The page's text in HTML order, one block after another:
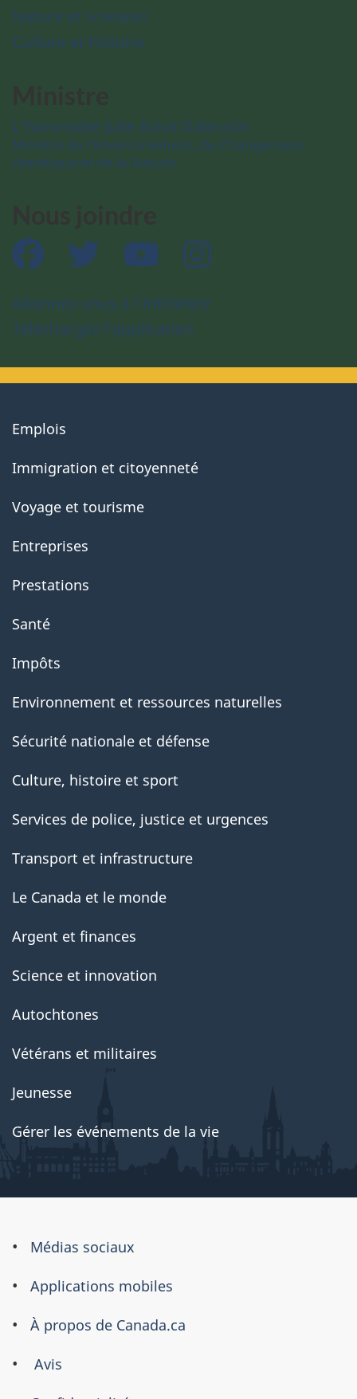
Nature et sciences
Culture et histoire
L’honorable Julie Aviva Dabrusin
Ministre de l’Environnement, du Changement
climatique et de la Nature
Facebook Twitter YouTube
Abonnez-vous à l’infolettre
Téléchargez l’application
About
government
Emplois
Immigration et citoyenneté
Voyage et tourisme
Entreprises
Prestations
Santé
Impôts
Environnement et ressources naturelles
Sécurité nationale et défense
Culture, histoire et sport
Services de police, justice et urgences
Transport et infrastructure
Le Canada et le monde
Argent et finances
Science et innovation
Autochtones
Vétérans et militaires
Jeunesse
Gérer les événements de la vie
À
propos
ce
site
Médias sociaux
Applications mobiles
À propos de Canada.ca
Avis